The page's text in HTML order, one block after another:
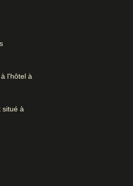
un
l'hôtel à
situé à